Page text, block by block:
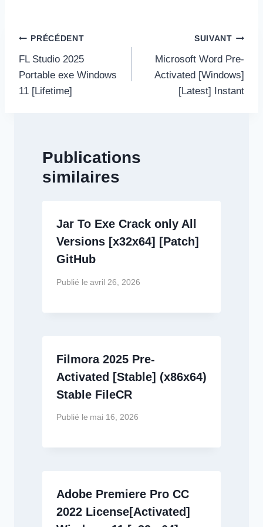
Navigation
de
l’article
PRÉCÉDENT
FL Studio 2025
Portable exe Windows
11 [Lifetime]
SUIVANT
Microsoft Word Pre-
Activated [Windows]
[Latest] Instant
Publications
similaires
Jar To Exe Crack only All
Versions [x32x64] [Patch]
GitHub
Publié le avril 26, 2026
Filmora 2025 Pre-
Activated [Stable] (x86x64)
Stable FileCR
Publié le mai 16, 2026
Adobe Premiere Pro CC
2022 License[Activated]